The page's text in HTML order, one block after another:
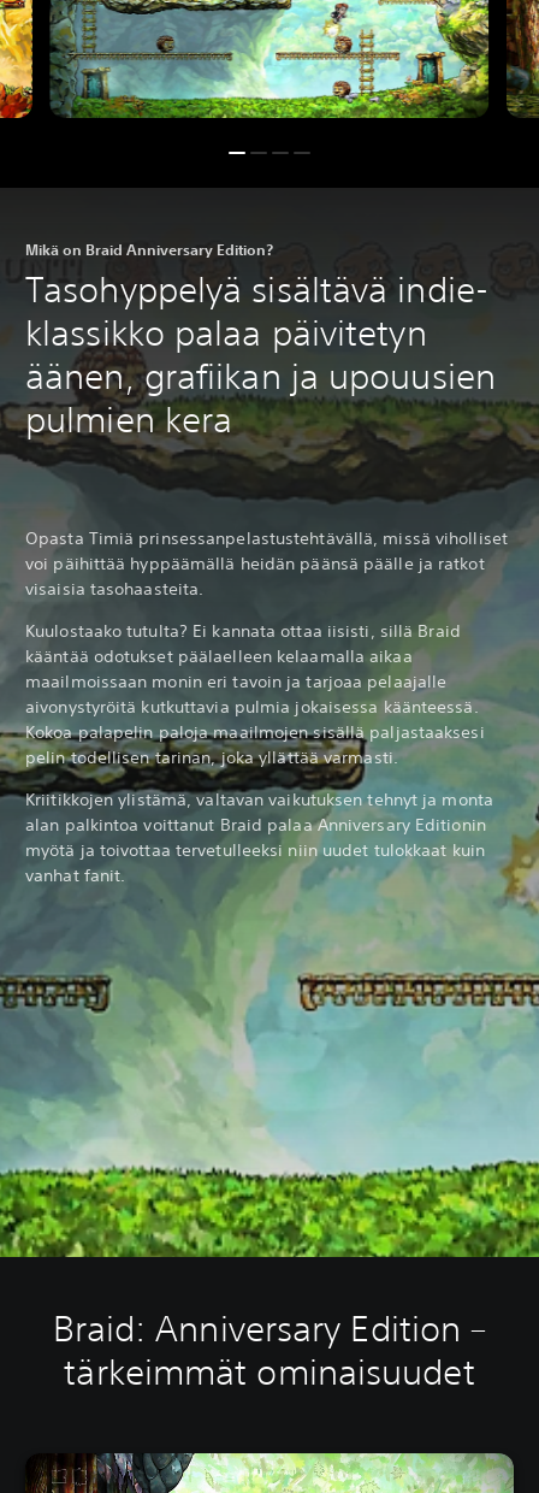
Mikä on Braid Anniversary Edition?
Tasohyppelyä sisältävä indie-
klassikko palaa päivitetyn
äänen, grafiikan ja upouusien
pulmien kera
Opasta Timiä prinsessanpelastustehtävällä, missä viholliset
voi päihittää hyppäämällä heidän päänsä päälle ja ratkot
visaisia tasohaasteita.
Kuulostaako tutulta? Ei kannata ottaa iisisti, sillä Braid
kääntää odotukset päälaelleen kelaamalla aikaa
maailmoissaan monin eri tavoin ja tarjoaa pelaajalle
aivonystyröitä kutkuttavia pulmia jokaisessa käänteessä.
Kokoa palapelin paloja maailmojen sisällä paljastaaksesi
pelin todellisen tarinan, joka yllättää varmasti.
Kriitikkojen ylistämä, valtavan vaikutuksen tehnyt ja monta
alan palkintoa voittanut Braid palaa Anniversary Editionin
myötä ja toivottaa tervetulleeksi niin uudet tulokkaat kuin
vanhat fanit.
Braid: Anniversary Edition –
tärkeimmät ominaisuudet